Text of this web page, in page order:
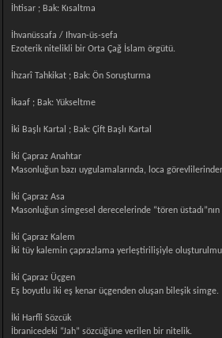
İhtisar ; Bak: Kısaltma
İhvanüssafa / Ihvan-üs-sefa
Ezoterik nitelikli bir Orta Çağ İslam örgütü.
İhzarî Tahkikat ; Bak: Ön Soruşturma
İkaaf ; Bak: Yükseltme
İki Başlı Kartal ; Bak: Çift Başlı Kartal
İki Çapraz Anahtar
Masonluğun bazı uygulamalarında, loca
İki Çapraz Asa
Masonluğun simgesel derecelerinde “tören
İki Çapraz Kalem
İki tüy kalemin çaprazlama yerleştirilişiyle
İki Çapraz Üçgen
Eş boyutlu iki eş kenar üçgenden oluşan bileşik simge.
İki Harfli Sözcük
İbranicedeki “Jah” sözcüğüne verilen bir nitelik.